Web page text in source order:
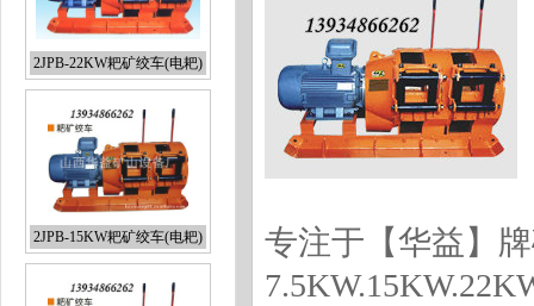
2JPB-22KW耙矿绞车(电耙)
2JPB-15KW耙矿绞车(电耙)
专注于【华益】牌